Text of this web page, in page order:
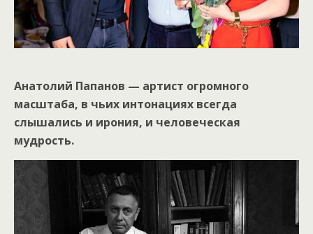
Анатолий Папанов — артист огромного
масштаба, в чьих интонациях всегда
слышались и ирония, и человеческая
мудрость.